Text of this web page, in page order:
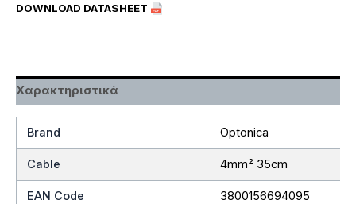
DOWNLOAD DATASHEET
Χαρακτηριστικά
Brand Optonica
Cable 4mm² 35cm
EAN Code 3800156694095